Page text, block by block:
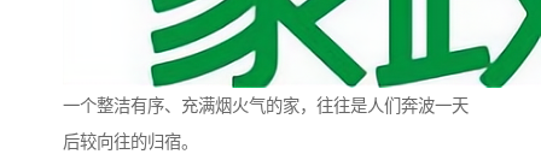
一个整洁有序、充满烟火气的家，往往是人们奔波一天
后较向往的归宿。